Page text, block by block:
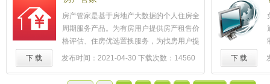
房产管家是基于房地产大数据的个人住房全
周期服务产品。为有房用户提供房产租售价
格评估、住房优选置换服务，为找房用户提
供房地产市场调研、大数据智能选房服务。
宅、办公、商铺等用途的房价、租金进行评
下 载 发布时间：2021-04-30 下载次数：14560 下 载